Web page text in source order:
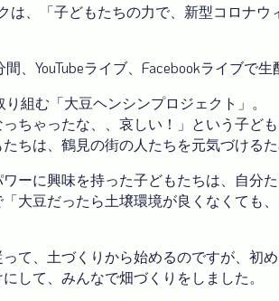
は、「子どもたちの力で、新型コロナ
、YouTubeライブ、Facebookライブで生
組む「大豆ヘンシンプロジェクト」。
っちゃったな、、哀しい！」という子
ちは、鶴見の街の人たちを元気づける
ーに興味を持った子どもたちは、自
大豆だったら土壌環境が良くなくても
て、土づくりから始めるのですが、初
して、みんなで畑づくりをしました。